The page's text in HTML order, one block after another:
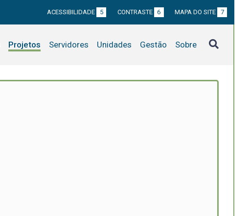
ACESSIBILIDADE 5 CONTRASTE 6 MAPA DO SITE 7
Projetos Servidores Unidades Gestão Sobre